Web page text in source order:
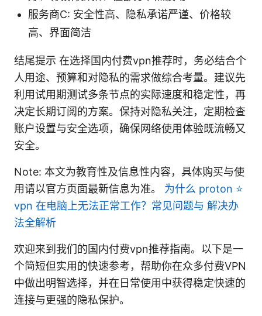
服务商C: 安全性高、隐私承诺严谨、价格较
高、界面简洁
结尾提示 在选择国内付费vpn推荐时，务必结合个
人用途、预算和对隐私的需求做综合考量。建议先
利用试用期测试多条节点的实际速度和稳定性，再
决定长期订阅的方案。保持对隐私关注，定期检查
账户设置与安全选项，确保网络使用体验既流畅又
安全。
Note: 本文为教育性及信息性内容，具体购买与使
用请以官方页面最新信息为准。 为什么 proton ⭐
vpn 在电脑上无法正常工作？常见问题与 解决办
法全解析
欢迎来到我们的国内付费vpn推荐指南。以下是一
个简短但实用的快速参考，帮助你在众多付费VPN
中做出明智选择，并在日常使用中获得稳定快速的
连接与更强的隐私保护。